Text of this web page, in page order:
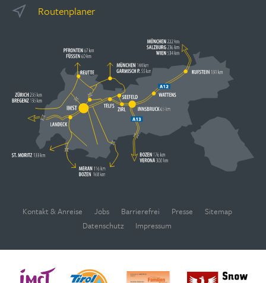
Routenplaner
Kontakt & Anreise Jobs Barrierefrei Presse
Sitemap
Datenschutz
Impressum